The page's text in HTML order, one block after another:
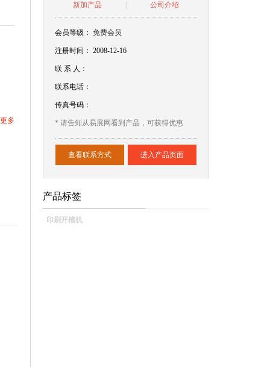
更多
新加产品 公司介绍
会员等级：免费会员
注册时间： 2008-12-16
联 系 人：
联系电话：
传真号码：
* 请告知从易展网看到产品，可获得优惠
查看联系方式 进入产品页面
产品标签
印刷开槽机